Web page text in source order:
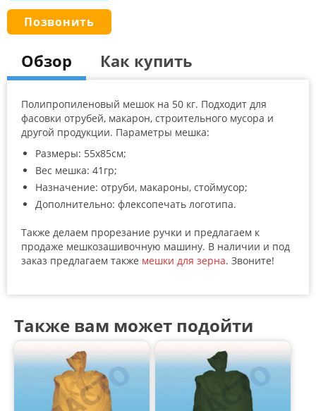
r
t
Позвонить
Обзор Как купить
Полипропиленовый мешок на 50 кг. Подходит для
фасовки отрубей, макарон, строительного мусора и
другой продукции. Параметры мешка:
Размеры: 55х85см;
Вес мешка: 41гр;
Назначение: отруби, макароны, стоймусор;
Дополнительно: флексопечать логотипа.
Также делаем прорезание ручки и предлагаем к
продаже мешкозашивочную машину. В наличии и под
заказ предлагаем также мешки для зерна. Звоните!
Также вам может подойти